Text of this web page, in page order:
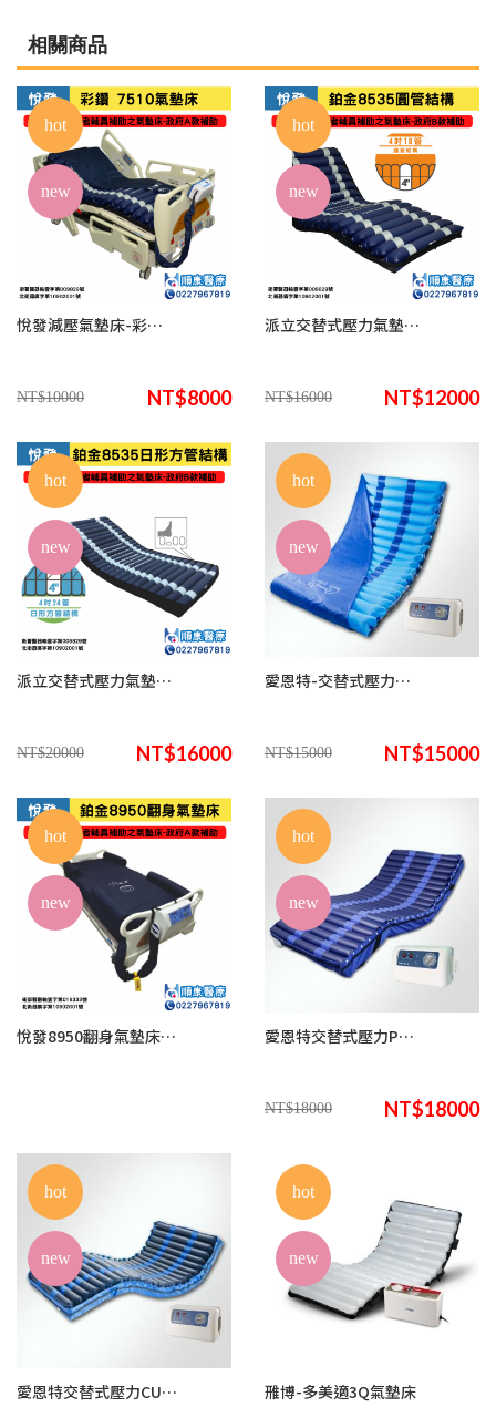
相關商品
hot
new
悅發減壓氣墊床-彩鑽 7510
NT$10000 NT$8000
hot
new
派立交替式壓力氣墊床(未滅菌) /悅發鉑金8535圓管結構
NT$16000 NT$12000
hot
new
派立交替式壓力氣墊床(未滅菌)/ 悅發鉑金8535日形方管結構 (來電諮詢享優惠)
NT$20000 NT$16000
hot
new
愛恩特-交替式壓力氣墊床DR.2168(來電諮詢享優惠)
NT$15000 NT$15000
hot
new
悅發8950翻身氣墊床(來電諮詢享優惠)
hot
new
愛恩特交替式壓力POLY2400方管氣墊床(來電諮詢享優惠)
NT$18000 NT$18000
hot
new
愛恩特交替式壓力CUBE-2400立管氣墊床(來電諮詢享優惠)
hot
new
雃博-多美適3Q氣墊床